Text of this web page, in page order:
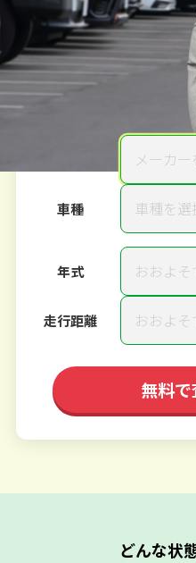
電話か出張か、高い方の査定を提
だから高価買取!
20秒で
無料で カ
ご依頼いただいたお
メーカ
車種 車種を選
年式 おおよ
走行距離 おおよ
無料
どんな状